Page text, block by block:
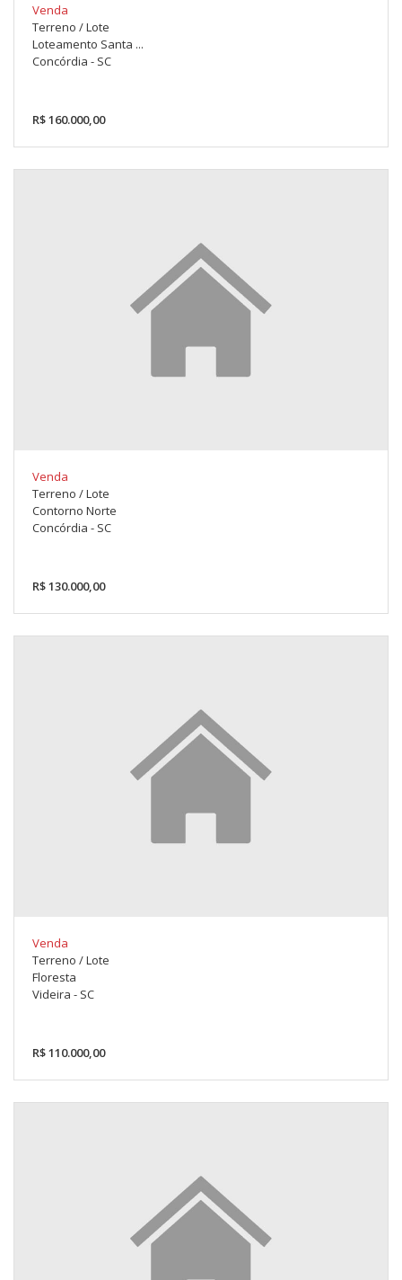
Venda
Terreno / Lote
Loteamento Santa ...
Concórdia - SC
R$ 160.000,00
Venda
Terreno / Lote
Contorno Norte
Concórdia - SC
R$ 130.000,00
Venda
Terreno / Lote
Floresta
Videira - SC
R$ 110.000,00